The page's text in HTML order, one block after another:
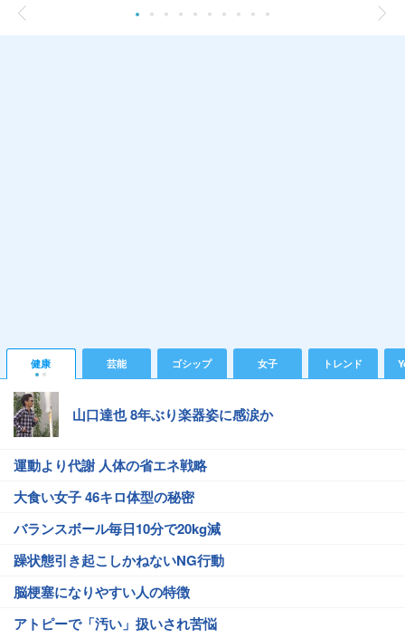
健康 芸能 ゴシップ 女子 トレンド
山口達也 8年ぶり楽器姿に感涙か
運動より代謝 人体の省エネ戦略
大食い女子 46キロ体型の秘密
バランスボール毎日10分で20kg減
躁状態引き起こしかねないNG行動
脳梗塞になりやすい人の特徴
アトピーで「汚い」扱いされ苦悩